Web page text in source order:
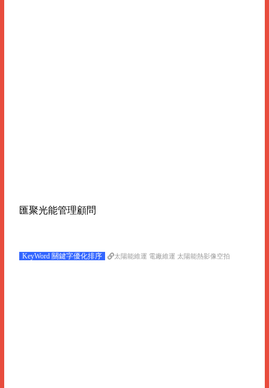
匯聚光能管理顧問
KeyWord 關鍵字優化排序 太陽能維運 電廠維運 太陽能熱影像空拍